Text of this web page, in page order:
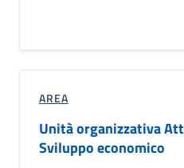
AREA
Unità organizzativa
Sviluppo economico